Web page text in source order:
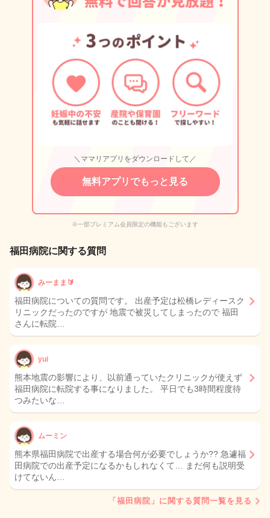
＼ママリアプリをダウンロードして／
無料アプリでもっと見る
※一部プレミアム会員限定の機能もございます
福田病院に関する質問
みーまま🔰
福田病院についての質問です。 出産予定は松橋レディースク
リニックだったのですが 地震で被災してしまったので 福田
さんに転院…
yui
熊本地震の影響により、以前通っていたクリニックが使えず
福田病院に転院する事になりました。 平日でも3時間程度待
つみたいな…
ムーミン
熊本県福田病院で出産する場合何が必要でしょうか?? 急遽福
田病院での出産予定になるかもしれなくて… まだ何も説明受
けてないん…
「福田病院」に関する質問一覧を見る